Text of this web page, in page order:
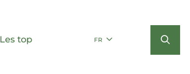
Les top FR